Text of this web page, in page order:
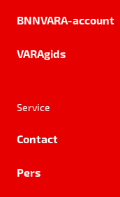
BNNVARA-account
VARAgids
Service
Contact
Pers